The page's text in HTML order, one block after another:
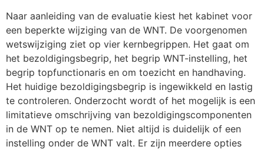
Naar aanleiding van de evaluatie kiest het kabinet voor
een beperkte wijziging van de WNT. De voorgenomen
wetswijziging ziet op vier kernbegrippen. Het gaat om
het bezoldigingsbegrip, het begrip WNT-instelling, het
begrip topfunctionaris en om toezicht en handhaving.
Het huidige bezoldigingsbegrip is ingewikkeld en lastig
te controleren. Onderzocht wordt of het mogelijk is een
limitatieve omschrijving van bezoldigingscomponenten
in de WNT op te nemen. Niet altijd is duidelijk of een
instelling onder de WNT valt. Er zijn meerdere opties